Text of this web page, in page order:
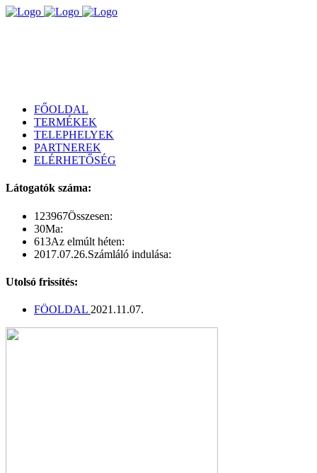
FŐOLDAL
TERMÉKEK
TELEPHELYEK
PARTNEREK
ELÉRHETŐSÉG
Látogatók száma:
123967Összesen:
30Ma:
613Az elmúlt héten:
2017.07.26.Számláló indulása:
Utolsó frissítés:
FÖOLDAL 2021.11.07.